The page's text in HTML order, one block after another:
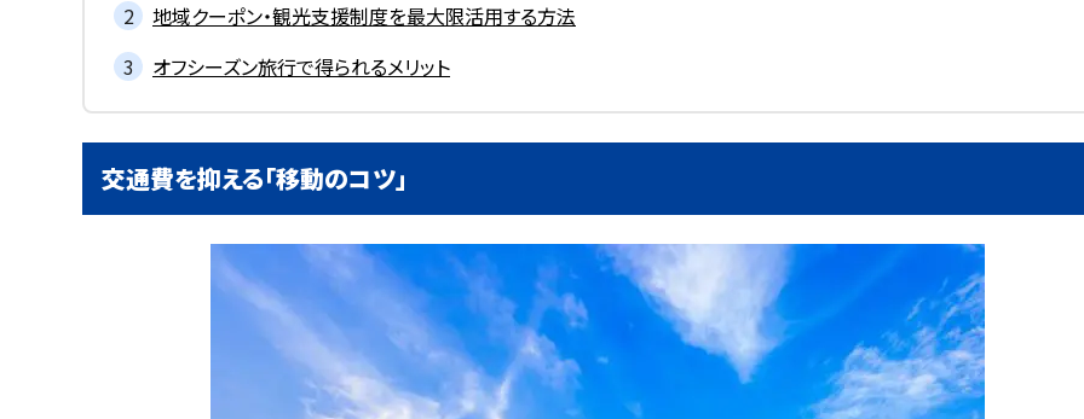
地域クーポン・観光支援制度を最大限活用する方法
オフシーズン旅行で得られるメリット
交通費を抑える「移動のコツ」